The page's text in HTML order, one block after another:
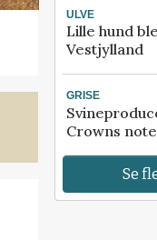
ULVE
Lille hund
Vestjylland
GRISE
Crowns
Se